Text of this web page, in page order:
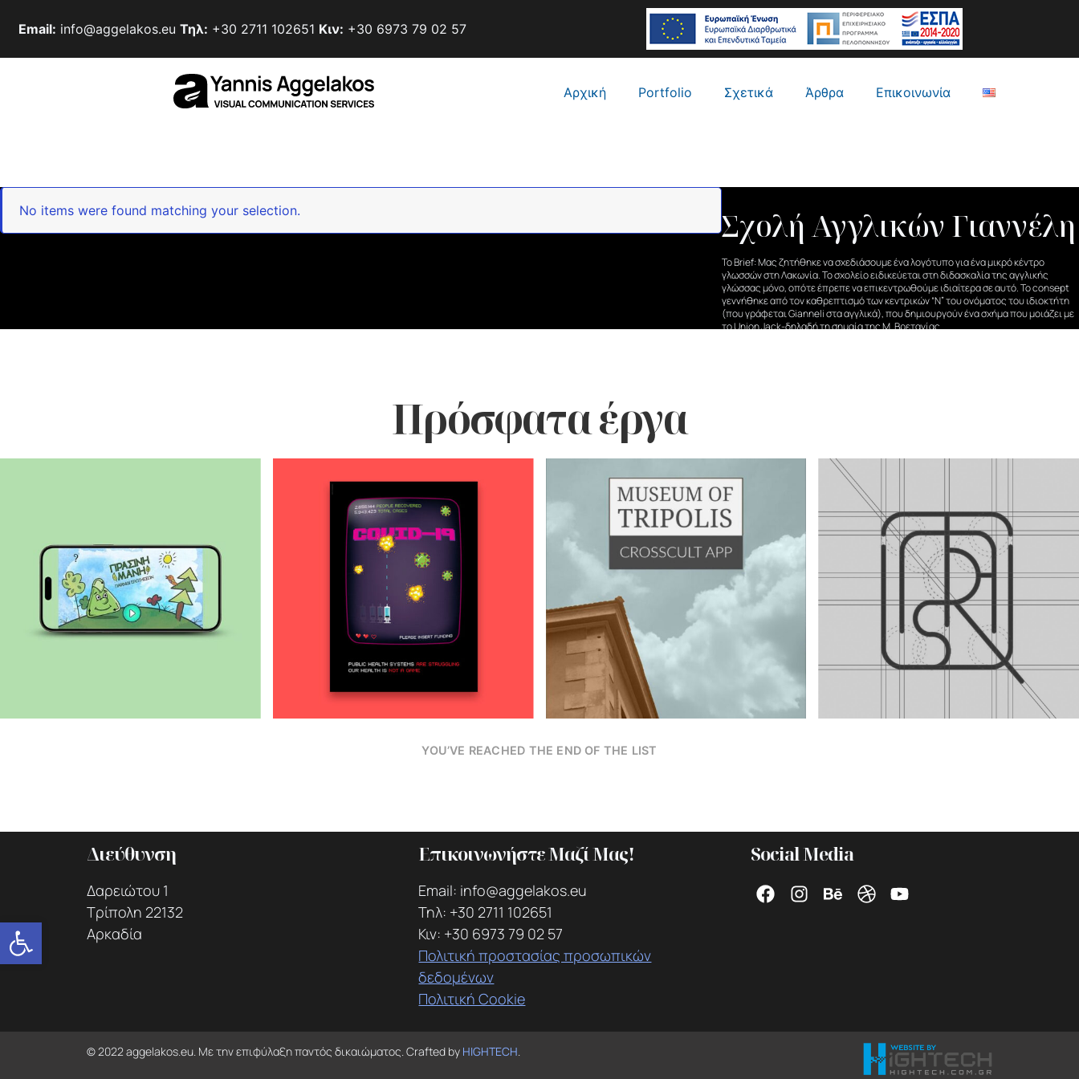
Ανοίξτε τη γραμμή εργαλείων
Email: info@aggelakos.eu Τηλ: +30 2711 102651 Κιν: +30 6973 79 02 57
Αρχική Portfolio Σχετικά Άρθρα Επικοινωνία
No items were found matching your selection. Σχολή Αγγλικών Γιαννέλη
To Brief: Μας ζητήθηκε να σχεδιάσουμε ένα λογότυπο για ένα μικρό κέντρο
γλωσσών στη Λακωνία. Το σχολείο ειδικεύεται στη διδασκαλία της αγγλικής
γλώσσας μόνο, οπότε έπρεπε να επικεντρωθούμε ιδιαίτερα σε αυτό. Το consept
γεννήθηκε από τον καθρεπτισμό των κεντρικών “Ν” του ονόματος του ιδιοκτήτη
(που γράφεται Gianneli στα αγγλικά), που δημιουργούν ένα σχήμα που μοιάζει με
το Union Jack-δηλαδή τη σημαία της Μ. Βρετανίας .
Πρόσφατα έργα
YOU’VE REACHED THE END OF THE LIST
Διεύθυνση
Δαρειώτου 1
Τρίπολη 22132
Αρκαδία
Επικοινωνήστε Μαζί Μας!
Email: info@aggelakos.eu
Τηλ: +30 2711 102651
Κιν: +30 6973 79 02 57
Πολιτική προστασίας προσωπικών
δεδομένων
Πολιτική Cookie
Social Media
© 2022 aggelakos.eu. Με την επιφύλαξη παντός δικαιώματος. Crafted by HIGHTECH.